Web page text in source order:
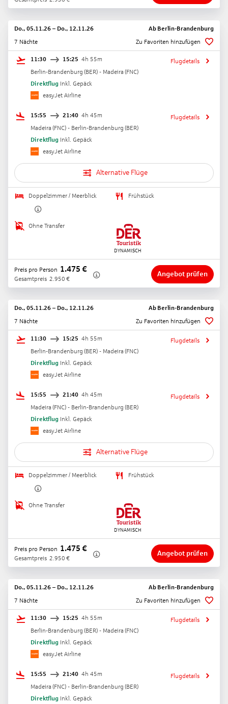
Do., 05.11.26 – Do., 12.11.26 Ab Berlin-Brandenburg
7 Nächte
Zu Favoriten hinzufügen
11:30 15:25 4h 55m
Berlin-Brandenburg (BER) - Madeira (FNC)
Direktflug Inkl. Gepäck
easyJet Airline
Flugdetails
15:55 21:40 4h 45m
Madeira (FNC) - Berlin-Brandenburg (BER)
Direktflug Inkl. Gepäck
easyJet Airline
Flugdetails
Alternative Flüge
Doppelzimmer / Meerblick Frühstück
Ohne Transfer
Preis pro Person 1.475 €
Gesamtpreis 2.950 €
Angebot prüfen
Do., 05.11.26 – Do., 12.11.26 Ab Berlin-Brandenburg
7 Nächte
Zu Favoriten hinzufügen
11:30 15:25 4h 55m
Berlin-Brandenburg (BER) - Madeira (FNC)
Direktflug Inkl. Gepäck
easyJet Airline
Flugdetails
15:55 21:40 4h 45m
Madeira (FNC) - Berlin-Brandenburg (BER)
Direktflug Inkl. Gepäck
easyJet Airline
Flugdetails
Alternative Flüge
Doppelzimmer / Meerblick Frühstück
Ohne Transfer
Preis pro Person 1.475 €
Gesamtpreis 2.950 €
Angebot prüfen
Do., 05.11.26 – Do., 12.11.26 Ab Berlin-Brandenburg
7 Nächte
Zu Favoriten hinzufügen
11:30 15:25 4h 55m
Berlin-Brandenburg (BER) - Madeira (FNC)
Direktflug Inkl. Gepäck
easyJet Airline
Flugdetails
15:55 21:40 4h 45m
Madeira (FNC) - Berlin-Brandenburg (BER)
Direktflug Inkl. Gepäck
Flugdetails